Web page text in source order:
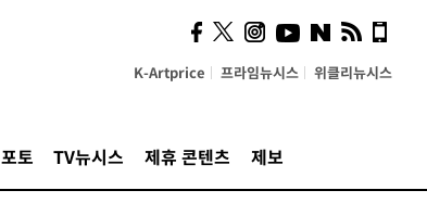
K-Artprice 프라임뉴시스 위클리뉴시스
포토 TV뉴시스 제휴 콘텐츠 제보
시, 스마트폰 액세서리에
NFC 더했다